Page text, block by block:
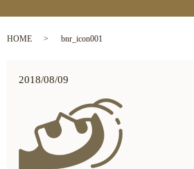
HOME bnr_icon001
2018/08/09